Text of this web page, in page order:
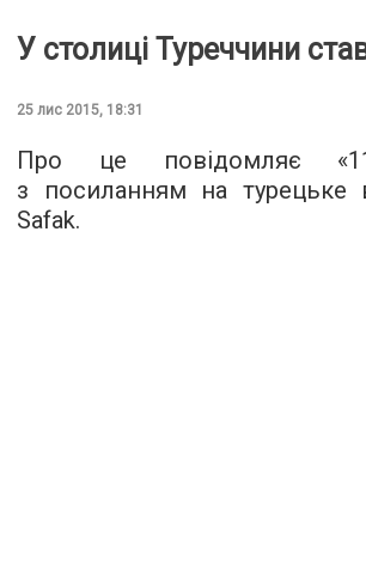
У столиці Туреччини
25 лис 2015, 18:31
Про це повідомляє «
з посиланням на турецьке
Safak.